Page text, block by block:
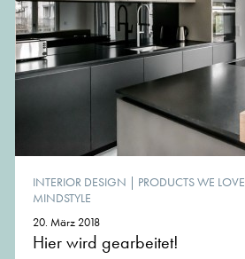
INTERIOR DESIGN | PRODUCTS WE LOVE
MINDSTYLE
20. März 2018
Hier wird gearbeitet!